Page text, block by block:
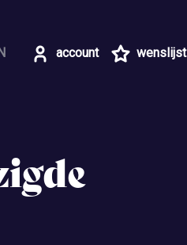
account wenslijst